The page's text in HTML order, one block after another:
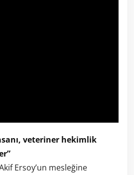
veteriner hekimlik
Ersoy’un mesleğine